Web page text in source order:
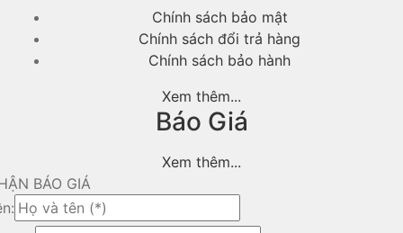
Chính sách bảo mật
Chính sách đổi trả hàng
Chính sách bảo hành
Xem thêm...
Báo Giá
Xem thêm...
BÁO GIÁ